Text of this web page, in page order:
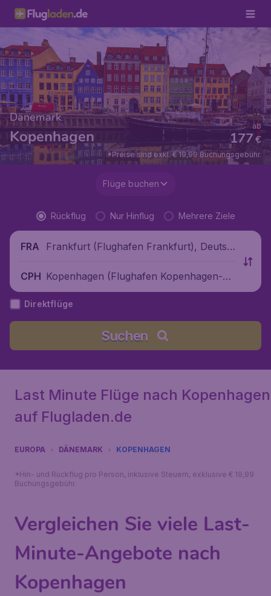
Dänemark
Kopenhagen €
177
ab
*Preise sind exkl. € 19,99 Buchungsgebühr.
Flüge buchen
Rückflug Nur Hinflug Mehrere Ziele
FRA
Frankfurt (Flughafen Frankfurt), Deutsc
CPH Kopenhagen (Flughafen Kopenhagen-Ka
strup), Dänemark
Direktflüge
Suchen
Last Minute Flüge nach Kopenhagen
auf Flugladen.de
EUROPA DÄNEMARK KOPENHAGEN
*Hin- und Rückflug pro Person, inklusive Steuern, exklusive € 19,99
Buchungsgebühr.
Vergleichen Sie viele Last-
Minute-Angebote nach
Kopenhagen